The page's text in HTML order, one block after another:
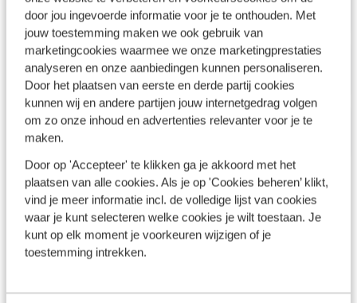
door jou ingevoerde informatie voor je te onthouden. Met
jouw toestemming maken we ook gebruik van
marketingcookies waarmee we onze marketingprestaties
analyseren en onze aanbiedingen kunnen personaliseren.
Door het plaatsen van eerste en derde partij cookies
kunnen wij en andere partijen jouw internetgedrag volgen
om zo onze inhoud en advertenties relevanter voor je te
maken.
Door op 'Accepteer' te klikken ga je akkoord met het
plaatsen van alle cookies. Als je op 'Cookies beheren’ klikt,
vind je meer informatie incl. de volledige lijst van cookies
waar je kunt selecteren welke cookies je wilt toestaan. Je
kunt op elk moment je voorkeuren wijzigen of je
toestemming intrekken.
Ontdek
Villa's met privézwembad
Zonvakantie in de winter
Top 6 favoriete ontdekkingen